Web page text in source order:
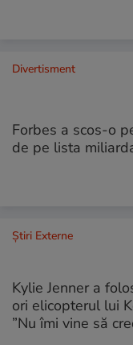
Divertisment
Forbes a scos-o
de pe lista
Știri Externe
Kylie Jenner a
ori elicopterul lui
”Nu îmi vine să